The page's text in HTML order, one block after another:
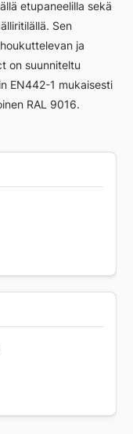
etupaneelilla sekä
Sen
ja
on suunniteltu
EN442-1 mukaisesti
RAL 9016.